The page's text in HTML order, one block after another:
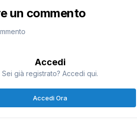
un commento
Accedi
Sei già registrato? Accedi qui.
Accedi Ora